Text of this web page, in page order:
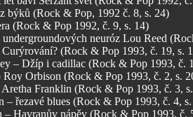
býků (Rock & Pop, 1992 č. 8, s. 24)
(Rock & Pop 1992, č. 9, s. 14)
undergroundových neuróz Lou Reed
(Rock & Pop 1993, č. 19, s.
– Džíp i cadillac (Rock & Pop 1993, č.
Roy Orbison (Rock & Pop 1993, č. 2, s.
Franklin (Rock & Pop 1993, č. 3,
– řezavé blues (Rock & Pop 1993, č. 4,
– Havranův nápěv (Rock & Pop 1993, č.